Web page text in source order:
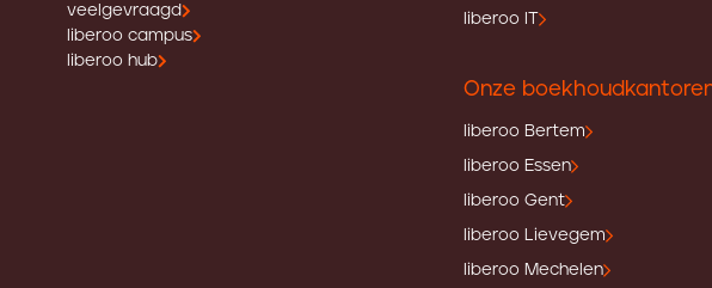
veelgevraagd
liberoo campus
liberoo hub
liberoo IT
Onze
liberoo Bertem
liberoo Essen
liberoo Gent
liberoo Lievegem
liberoo Mechelen